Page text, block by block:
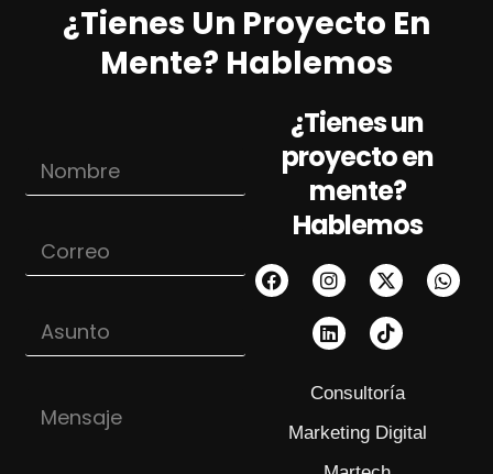
¿Tienes Un Proyecto En
Mente? Hablemos
¿Tienes un
proyecto en
mente?
Hablemos
Consultoría
Marketing Digital
m
b
e
m
*
r
*
u